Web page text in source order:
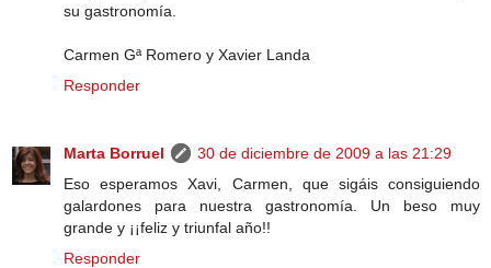
su gastronomía.
Carmen Gª Romero y Xavier Landa
Responder
Marta Borruel
30 de diciembre de 2009 a las 21:29
Eso esperamos Xavi, Carmen, que sigáis consiguiendo
galardones para nuestra gastronomía. Un beso muy
grande y ¡¡feliz y triunfal año!!
Responder